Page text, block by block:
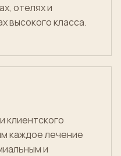
отелях и
высокого класса.
клиентского
каждое лечение
и